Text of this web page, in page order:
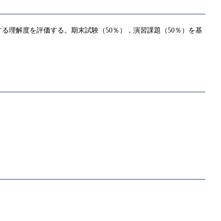
理解度を評価する。期末試験（50％），演習課題（50％）を基